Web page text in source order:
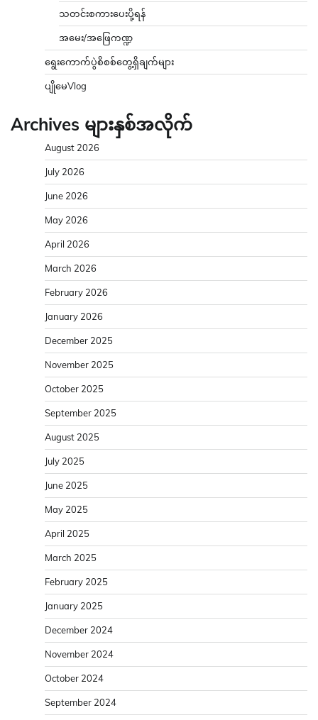
သတင်းစကားပေးပို့ရန်
အမေး/အဖြေကဏ္ဍ
ရွေးကောက်ပွဲစိစစ်တွေ့ရှိချက်များ
ပျိုမေVlog
Archives များနှစ်အလိုက်
August 2026
July 2026
June 2026
May 2026
April 2026
March 2026
February 2026
January 2026
December 2025
November 2025
October 2025
September 2025
August 2025
July 2025
June 2025
May 2025
April 2025
March 2025
February 2025
January 2025
December 2024
November 2024
October 2024
September 2024